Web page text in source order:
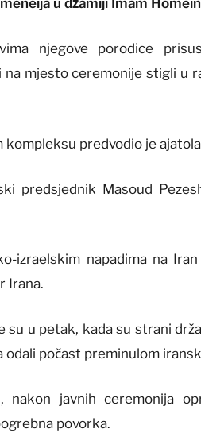
u džamiji Imam
njegove porodice
na mjesto ceremonije stigli u
predvodio je
predsjednik Masoud
izraelskim napadima na
Irana.
su u petak, kada su strani
počast preminulom
nakon javnih ceremonija
povorka.